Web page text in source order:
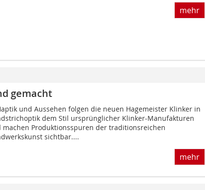
mehr
gemacht
und Aussehen folgen die neuen Hagemeister Klinker in
dem Stil ursprünglicher Klinker-Manufakturen
machen Produktionsspuren der traditionsreichen
sichtbar....
mehr